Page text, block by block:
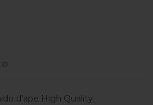
d'ape High Quality